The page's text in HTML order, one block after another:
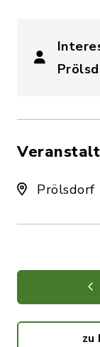
Prölsdorf
zu